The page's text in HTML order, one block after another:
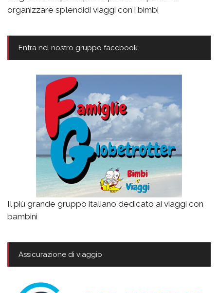
organizzare splendidi viaggi con i bimbi
Entra nel nostro gruppo facebook
Il più grande gruppo italiano dedicato ai viaggi con
bambini
Assicurazione di viaggio